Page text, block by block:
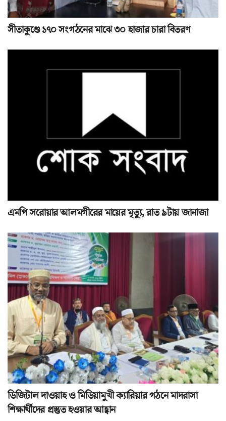
সীতাকুণ্ডে ১৭০ সংগঠনের মাঝে ৩০ হাজার চারা বিতরণ
এমপি সরোয়ার আলমগীরের মায়ের মৃত্যু, রাত ৯টায় জানাজা
ডিজিটাল দাওয়াহ ও মিডিয়ামুখী ক্যারিয়ার গঠনে মাদরাসা
শিক্ষার্থীদের প্রস্তুত হওয়ার আহ্বান